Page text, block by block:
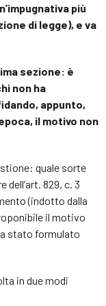
più
di legge), e va
sezione: è
non ha
appunto,
il motivo non
quale sorte
829, c. 3
(indotto dalla
il motivo
stato formulato
in due modi